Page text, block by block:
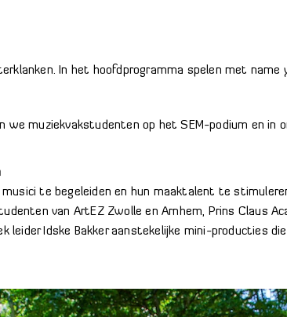
In het hoofdprogramma spelen met name
we muziekvakstudenten op het SEM-podium en in
te begeleiden en hun maaktalent te
van ArtEZ Zwolle en Arnhem, Prins Claus
leider Idske Bakker aanstekelijke mini-producties